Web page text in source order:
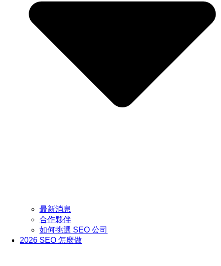
最新消息
合作夥伴
如何挑選 SEO 公司
2026 SEO 怎麼做